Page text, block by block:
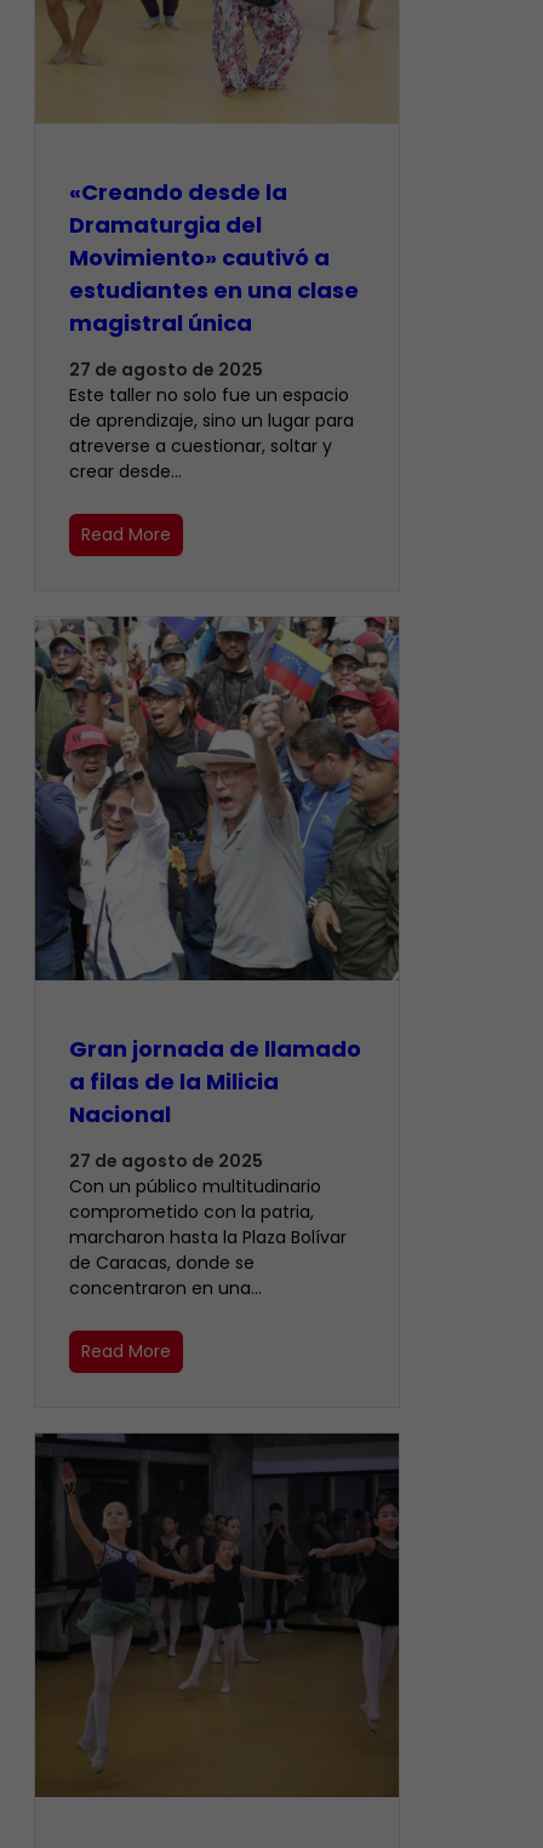
«Creando desde la
Dramaturgia del
Movimiento» cautivó a
estudiantes en una clase
magistral única
27 de agosto de 2025
Este taller no solo fue un espacio
de aprendizaje, sino un lugar para
atreverse a cuestionar, soltar y
crear desde…
Read More
Gran jornada de llamado
a filas de la Milicia
Nacional
27 de agosto de 2025
Con un público multitudinario
comprometido con la patria,
marcharon hasta la Plaza Bolívar
de Caracas, donde se
concentraron en una…
Read More